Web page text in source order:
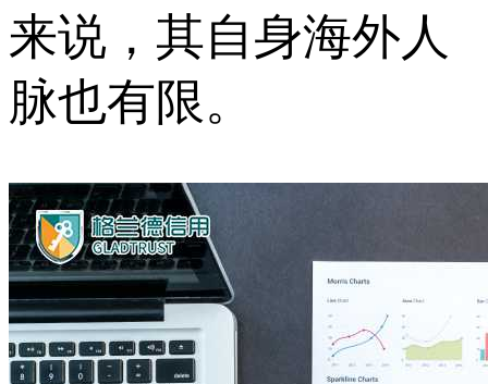
来说，其自身海外人
脉也有限。